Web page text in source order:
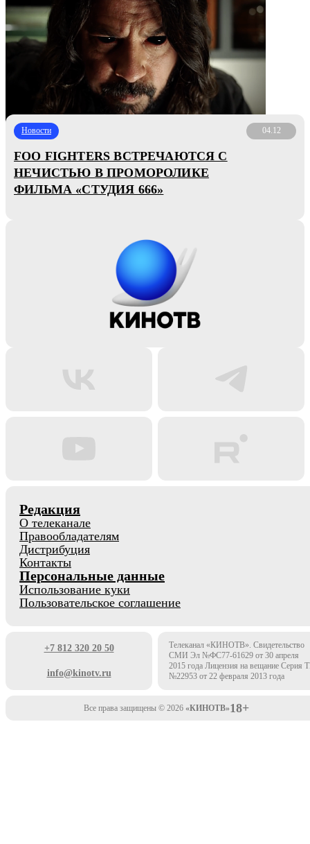
Новости 04.12
FOO FIGHTERS ВСТРЕЧАЮТСЯ С
НЕЧИСТЬЮ В ПРОМОРОЛИКЕ
ФИЛЬМА «СТУДИЯ 666»
Редакция
О телеканале
Правообладателям
Дистрибуция
Контакты
Персональные данные
Использование куки
Пользовательское соглашение
+7 812 320 20 50
info@kinotv.ru
Телеканал «КИНОТВ». Свидетельство
СМИ Эл №ФС77-61629 от 30 апреля
2015 года Лицензия на вещание Серия
№22953 от 22 февраля 2013 года
Все права защищены © 2026 «КИНОТВ»18+